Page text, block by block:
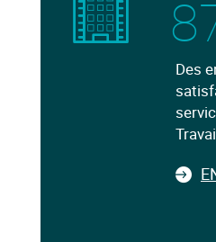
Des